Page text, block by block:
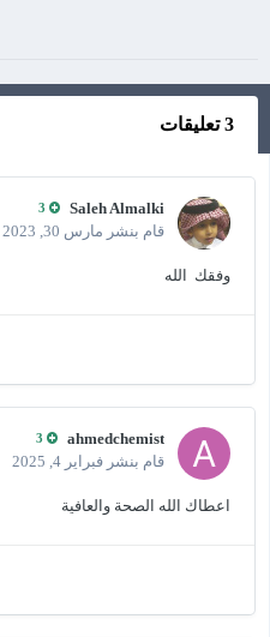
3 تعليقات
Saleh Almalki
قام بنشر مارس 30, 2023
وفقك الله
ahmedchemist
قام بنشر فبراير 4, 2025
اعطاك الله الصحة والعافية